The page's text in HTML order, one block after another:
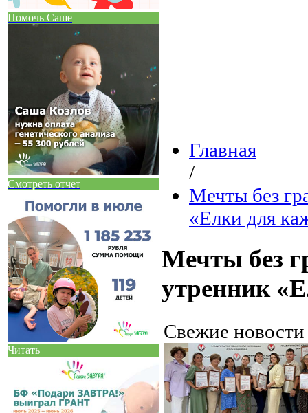
Помочь Саше
Смотреть отчет
Читать
Главная
/
Мечты без
«Елки для
Мечты без
утренник
Свежие